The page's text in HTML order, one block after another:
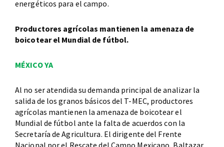
energéticos para el campo.
Productores agrícolas mantienen la amenaza de
boicotear el Mundial de fútbol.
MÉXICO YA
Al no ser atendida su demanda principal de analizar la
salida de los granos básicos del T-MEC, productores
agrícolas mantienen la amenaza de boicotear el
Mundial de fútbol ante la falta de acuerdos con la
Secretaría de Agricultura. El dirigente del Frente
Nacional por el Rescate del Campo Mexicano, Baltazar